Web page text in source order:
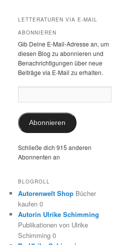
LETTERATUREN VIA E-MAIL
ABONNIEREN
Gib Deine E-Mail-Adresse an, um
diesen Blog zu abonnieren und
Benachrichtigungen über neue
Beiträge via E-Mail zu erhalten.
Mail-
Abonnieren
Schließe dich 915 anderen
Abonnenten an
BLOGROLL
Autorenwelt Shop Bücher
kaufen 0
Autorin Ulrike Schimming
Publikationen von Ulrike
Schimming 0